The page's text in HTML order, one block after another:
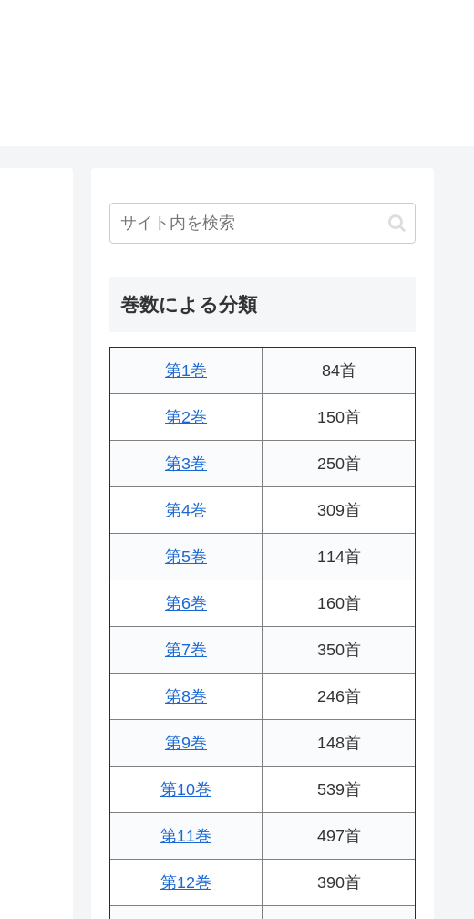
巻数による分類
第1巻 84首
第2巻 150首
第3巻 250首
第4巻 309首
第5巻 114首
第6巻 160首
第7巻 350首
第8巻 246首
第9巻 148首
第10巻 539首
第11巻 497首
第12巻 390首